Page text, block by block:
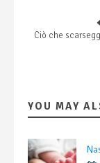
Ciò che
YOU MAY